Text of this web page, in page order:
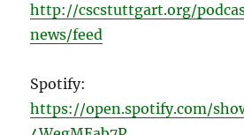
http://cscstuttgart.org/
news/feed
Spotify:
https://open.spotify.com/